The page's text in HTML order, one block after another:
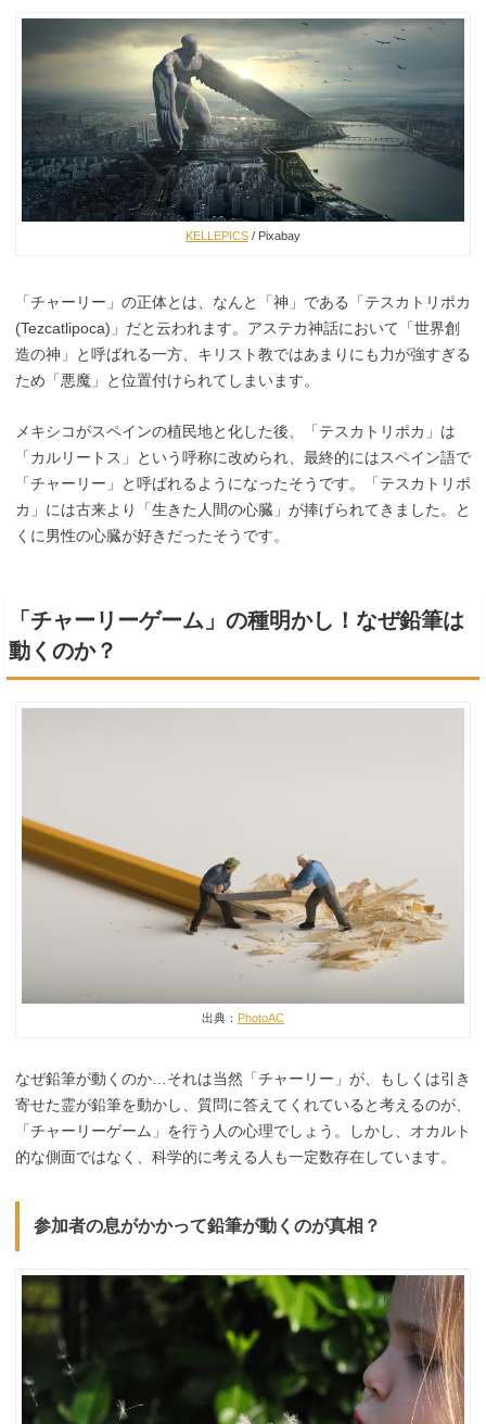
KELLEPICS / Pixabay
「チャーリー」の正体とは、なんと「神」である「テスカトリポカ
(Tezcatlipoca)」だと云われます。アステカ神話において「世界創
造の神」と呼ばれる一方、キリスト教ではあまりにも力が強すぎる
ため「悪魔」と位置付けられてしまいます。
メキシコがスペインの植民地と化した後、「テスカトリポカ」は
「カルリートス」という呼称に改められ、最終的にはスペイン語で
「チャーリー」と呼ばれるようになったそうです。「テスカトリポ
カ」には古来より「生きた人間の心臓」が捧げられてきました。と
くに男性の心臓が好きだったそうです。
「チャーリーゲーム」の種明かし！なぜ鉛筆は
動くのか？
出典： PhotoAC
なぜ鉛筆が動くのか…それは当然「チャーリー」が、もしくは引き
寄せた霊が鉛筆を動かし、質問に答えてくれていると考えるのが、
「チャーリーゲーム」を行う人の心理でしょう。しかし、オカルト
的な側面ではなく、科学的に考える人も一定数存在しています。
参加者の息がかかって鉛筆が動くのが真相？